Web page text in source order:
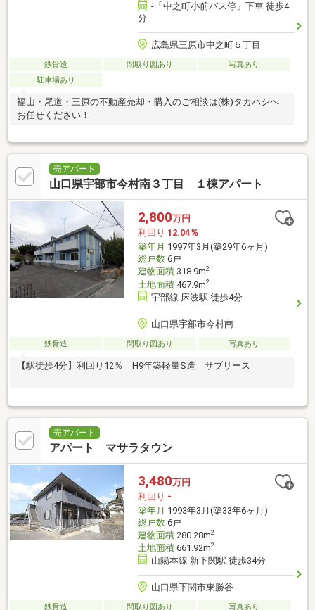
-「中之町小前バス停」下車 徒歩4
分
広島県三原市中之町５丁目
鉄骨造 間取り図あり
写真あり
駐車場あり
福山・尾道・三原の不動産売却・購入のご相談は(株)タカハシへ
お任せください！
売アパート
山口県宇部市今村南３丁目 １棟アパート
2,800万円
利回り 12.04％
築年月 1997年3月(築29年6ヶ月)
総戸数6戸
建物面積318.9m2
土地面積467.9m2
宇部線 床波駅 徒歩4分
山口県宇部市今村南
鉄骨造 間取り図あり 写真あり
【駅徒歩4分】利回り12％ H9年築軽量S造 サブリース
売アパート
アパート マサラタウン
3,480万円
利回り -
築年月 1993年3月(築33年6ヶ月)
総戸数6戸
建物面積280.28m2
土地面積661.92m2
山陽本線 新下関駅 徒歩34分
山口県下関市東勝谷
鉄骨造 間取り図あり 写真あり